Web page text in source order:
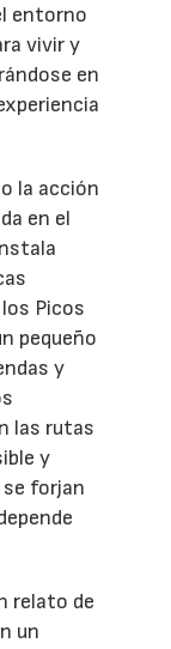
entorno
vivir y
en
la acción
en el
Picos
pequeño
y
las rutas
y
forjan
relato de
un